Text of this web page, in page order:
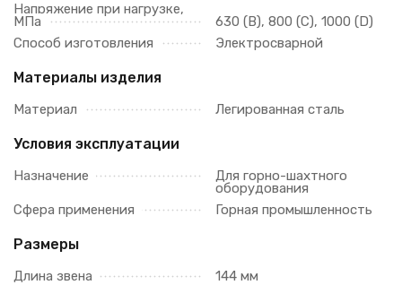
Напряжение при нагрузке,
МПа
630 (B), 800 (C), 1000 (D)
Способ изготовления
Электросварной
Материалы изделия
Материал Легированная сталь
Условия эксплуатации
Назначение Для горно-шахтного
оборудования
Сфера применения
Горная промышленность
Размеры
Длина звена
144 мм